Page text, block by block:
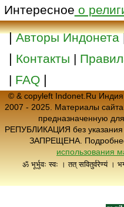
Интересное о
|Авторы Индонета
Контакты |
| FAQ
© & copyleft Indonet.Ru
2007 - 2025. Материалы
предназначенную
РЕПУБЛИКАЦИЯ без указания
ЗАПРЕЩЕНА.
использования
ॐ भूर्भुवः स्वः । तत् सवितुर्वरेण्यं ।